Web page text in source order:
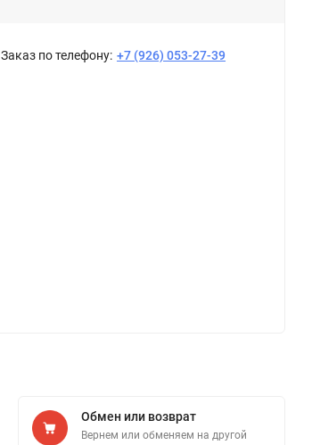
Заказ по телефону: +7 (926) 053-27-39
Обмен или возврат
Вернем или обменяем на другой